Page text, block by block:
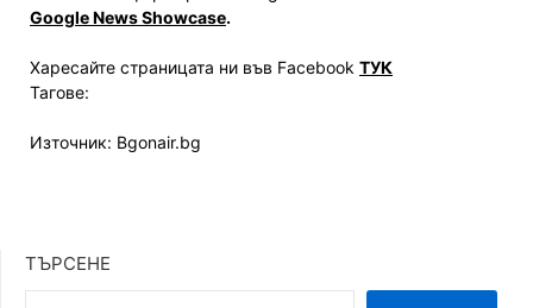
Google News Showcase.
Харесайте страницата ни във Facebook ТУК
Тагове:
Източник: Bgonair.bg
ТЪРСЕНЕ